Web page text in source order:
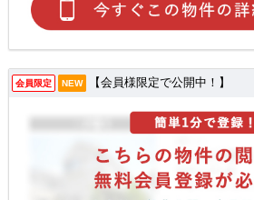
会員限定 NEW 【会員様限定で公開中！】